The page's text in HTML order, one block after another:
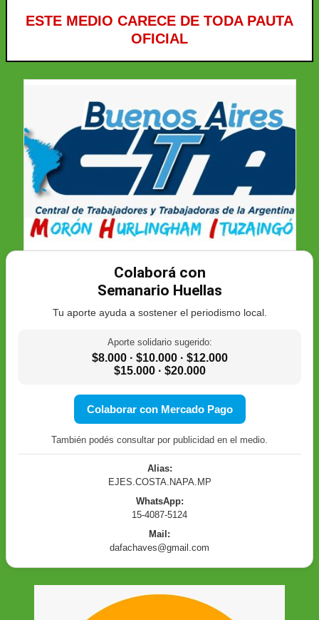
ESTE MEDIO CARECE DE TODA PAUTA
OFICIAL
Colaborá con
Semanario Huellas
Tu aporte ayuda a sostener el periodismo local.
Aporte solidario sugerido:
$8.000 · $10.000 · $12.000
$15.000 · $20.000
Colaborar con Mercado Pago
También podés consultar por publicidad en el medio.
Alias:
EJES.COSTA.NAPA.MP
WhatsApp:
15-4087-5124
Mail:
dafachaves@gmail.com